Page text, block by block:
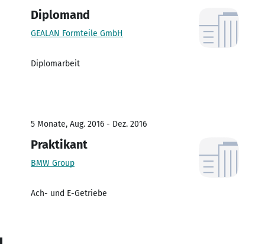
Diplomand
GEALAN Formteile GmbH
Diplomarbeit
5 Monate, Aug. 2016 - Dez. 2016
Praktikant
BMW Group
Ach- und E-Getriebe